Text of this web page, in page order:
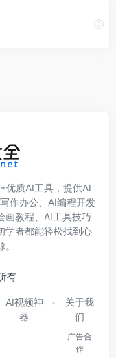
优质AI工具，提供AI
作办公、AI编程开发
画教程、AI工具技巧
学者都能轻松找到心
有
AI视频神
器
关于我
们
广告合
作